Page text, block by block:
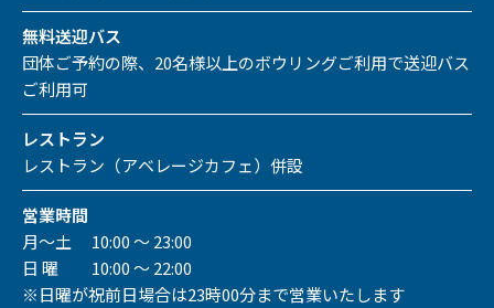
無料送迎バス
団体ご予約の際、20名様以上のボウリングご利用で送迎バス
ご利用可
レストラン
レストラン（アベレージカフェ）併設
営業時間
月～土 10:00 ～ 23:00
日 曜 10:00 ～ 22:00
※日曜が祝前日場合は23時00分まで営業いたします